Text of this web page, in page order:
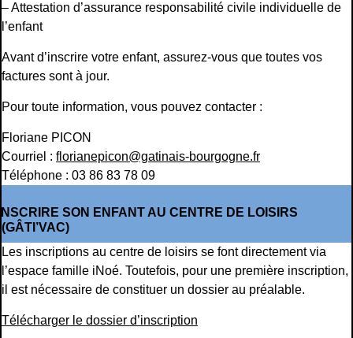
– Attestation d’assurance responsabilité civile individuelle de
l’enfant
Avant d’inscrire votre enfant, assurez-vous que toutes vos
factures sont à jour.
Pour toute information, vous pouvez contacter :
Floriane PICON
Courriel : florianepicon@gatinais-bourgogne.fr
Téléphone : 03 86 83 78 09
SON ENFANT AU CENTRE DE LOISIRS
(GÂTI’VAC)
Les inscriptions au centre de loisirs se font directement via
l’espace famille iNoé. Toutefois, pour une première inscription,
il est nécessaire de constituer un dossier au préalable.
Télécharger le dossier d’inscription